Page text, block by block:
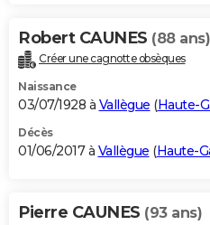
Robert CAUNES (88 ans)
Créer une cagnotte obsèques
Naissance
03/07/1928 à Vallègue (Haute-
Décès
01/06/2017 à Vallègue (Haute-
Pierre CAUNES (93 ans)